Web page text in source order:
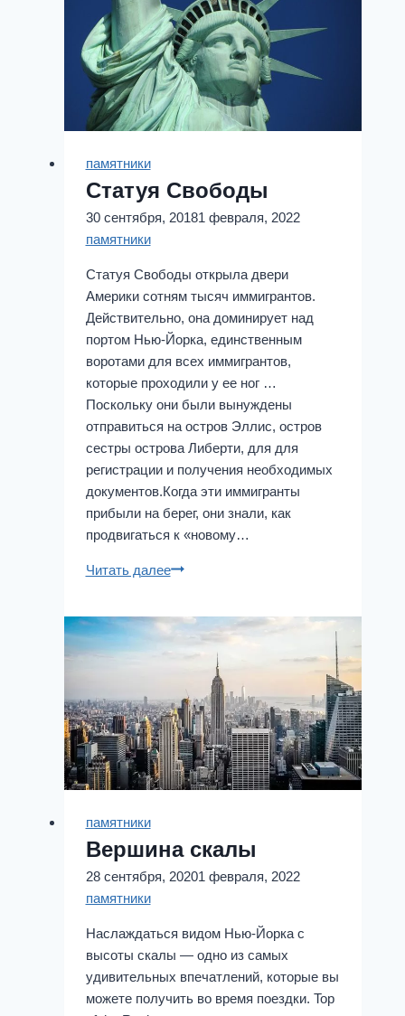
памятники
Статуя Свободы
30 сентября, 20181 февраля, 2022
памятники
Статуя Свободы открыла двери
Америки сотням тысяч иммигрантов.
Действительно, она доминирует над
портом Нью-Йорка, единственным
воротами для всех иммигрантов,
которые проходили у ее ног …
Поскольку они были вынуждены
отправиться на остров Эллис, остров
сестры острова Либерти, для для
регистрации и получения необходимых
документов.Когда эти иммигранты
прибыли на берег, они знали, как
продвигаться к «новому…
Читать далееСтатуя
памятники
Вершина скалы
28 сентября, 20201 февраля, 2022
памятники
Наслаждаться видом Нью-Йорка с
высоты скалы — одно из самых
удивительных впечатлений, которые вы
можете получить во время поездки. Top